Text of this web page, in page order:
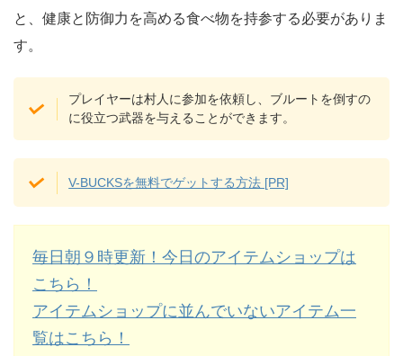
と、健康と防御力を高める食べ物を持参する必要がありま
す。
プレイヤーは村人に参加を依頼し、ブルートを倒すの
に役立つ武器を与えることができます。
V-BUCKSを無料でゲットする方法 [PR]
毎日朝９時更新！今日のアイテムショップは
こちら！
アイテムショップに並んでいないアイテム一
覧はこちら！